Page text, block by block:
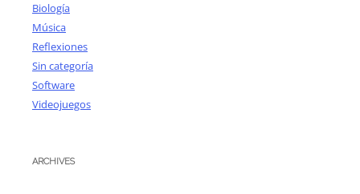
Biología
Música
Reflexiones
Sin categoría
Software
Videojuegos
ARCHIVES